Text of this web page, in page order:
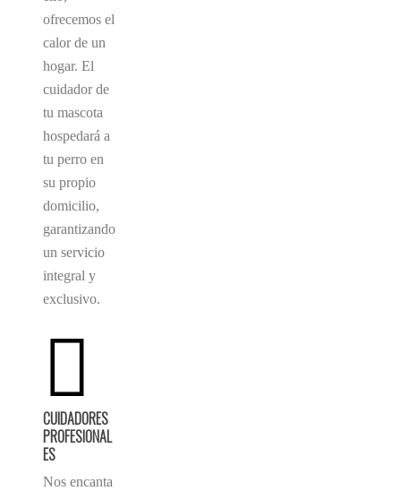
ofrecemos el
calor de un
hogar. El
cuidador de
tu mascota
hospedará a
tu perro en
su propio
domicilio,
garantizando
un servicio
integral y
exclusivo.
CUIDADORES
PROFESIONAL
ES
Nos encanta